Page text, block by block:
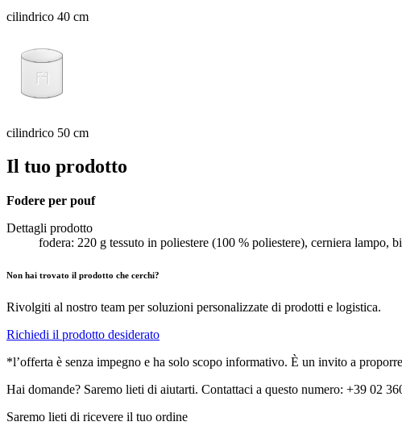
cilindrico 40 cm
cilindrico 50 cm
Il tuo prodotto
Fodere per pouf
Dettagli prodotto
fodera: 220 g tessuto in poliestere (100 % poliestere), cerniera
Non hai trovato il prodotto che cerchi?
Rivolgiti al nostro team per soluzioni personalizzate di prodotti e logistica.
Richiedi il prodotto desiderato
*l’offerta è senza impegno e ha solo scopo informativo. È un invito a
Hai domande? Saremo lieti di aiutarti. Contattaci a questo numero: +39 02
Saremo lieti di ricevere il tuo ordine